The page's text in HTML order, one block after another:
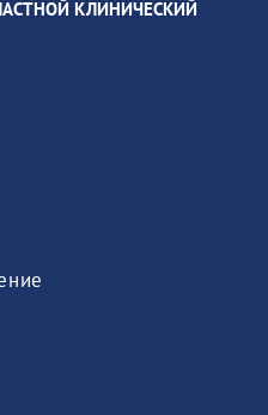
КЛИНИЧЕСКИЙ